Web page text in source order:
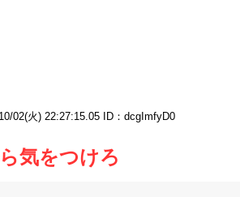
02(火) 22:27:15.05 ID：dcgImfyD0
気をつけろ